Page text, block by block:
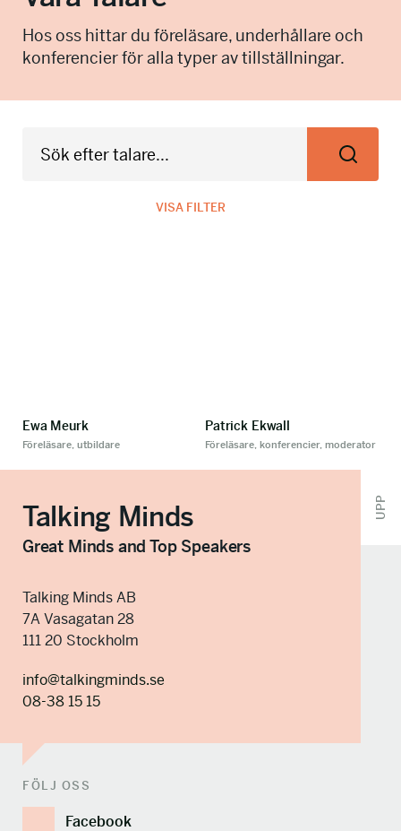
info@talkingminds.se
Hos oss hittar du föreläsare, underhållare och
konferencier för alla typer av tillställningar.
VISA FILTER
Ewa Meurk
Föreläsare, utbildare
Patrick Ekwall
Föreläsare, konferencier, moderator
Talking Minds
Great Minds and Top Speakers
Talking Minds AB
7A Vasagatan 28
111 20 Stockholm
info@talkingminds.se
08-38 15 15
UPP
FÖLJ OSS
Facebook